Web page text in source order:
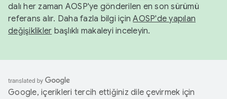
dalı her zaman AOSP'ye gönderilen en son sürümü
referans alır. Daha fazla bilgi içinAOSP'de yapılan
değişiklikler başlıklı makaleyi inceleyin.
Google, içerikleri tercih ettiğiniz dile çevirmek için